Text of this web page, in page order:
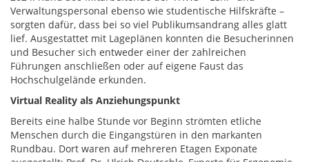
Verwaltungspersonal ebenso wie studentische Hilfskräfte –
sorgten dafür, dass bei so viel Publikumsandrang alles glatt
lief. Ausgestattet mit Lageplänen konnten die Besucherinnen
und Besucher sich entweder einer der zahlreichen
Führungen anschließen oder auf eigene Faust das
Hochschulgelände erkunden.
Virtual Reality als Anziehungspunkt
Bereits eine halbe Stunde vor Beginn strömten etliche
Menschen durch die Eingangstüren in den markanten
Rundbau. Dort waren auf mehreren Etagen Exponate